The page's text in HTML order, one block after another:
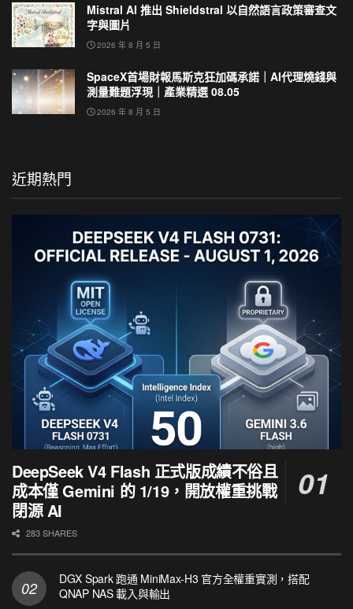
Mistral AI 推出 Shieldstral 以自然語言政策審查文
字與圖片
2026 年 8 月 5 日
SpaceX首場財報馬斯克狂加碼承諾｜AI代理燒錢與
測量難題浮現｜產業精選 08.05
2026 年 8 月 5 日
近期熱門
DeepSeek V4 Flash 正式版成績不俗且
成本僅 Gemini 的 1/19，開放權重挑戰
閉源 AI
283 SHARES
DGX Spark 跑通 MiniMax-H3 官方全權重實測，搭配
QNAP NAS 載入與輸出